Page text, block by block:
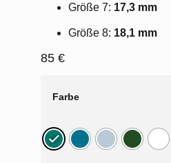
Größe 7: 17,3 mm
Größe 8: 18,1 mm
85 €
Farbe